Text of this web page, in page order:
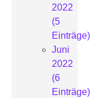
2022
(5
Einträge)
Juni
2022
(6
Einträge)